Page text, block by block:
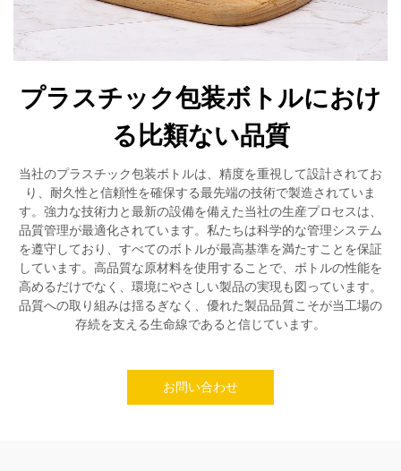
プラスチック包装ボトルにおけ
る比類ない品質
当社のプラスチック包装ボトルは、精度を重視して設計されてお
り、耐久性と信頼性を確保する最先端の技術で製造されていま
す。強力な技術力と最新の設備を備えた当社の生産プロセスは、
品質管理が最適化されています。私たちは科学的な管理システム
を遵守しており、すべてのボトルが最高基準を満たすことを保証
しています。高品質な原材料を使用することで、ボトルの性能を
高めるだけでなく、環境にやさしい製品の実現も図っています。
品質への取り組みは揺るぎなく、優れた製品品質こそが当工場の
存続を支える生命線であると信じています。
お問い合わせ